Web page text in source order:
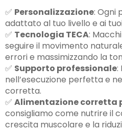
✅ Personalizzazione: Ogni
adattato al tuo livello e ai
✅ Tecnologia TECA:
seguire il movimento
errori e massimizzando la
✅ Supporto professionale:
nell’esecuzione perfetta e
corretta.
✅ Alimentazione corretta
consigliamo come nutrire il
crescita muscolare e la